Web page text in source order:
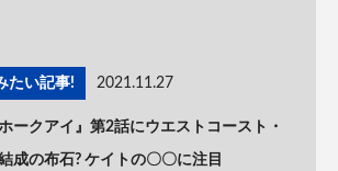
たい記事! 2021.11.27
ークアイ』第2話にウエストコースト・
成の布石? ケイトの〇〇に注目